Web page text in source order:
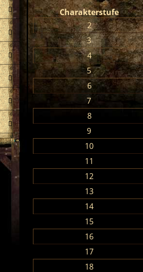
Charakterstufe
2
3
4
5
6
7
8
9
10
11
12
13
14
15
16
17
18